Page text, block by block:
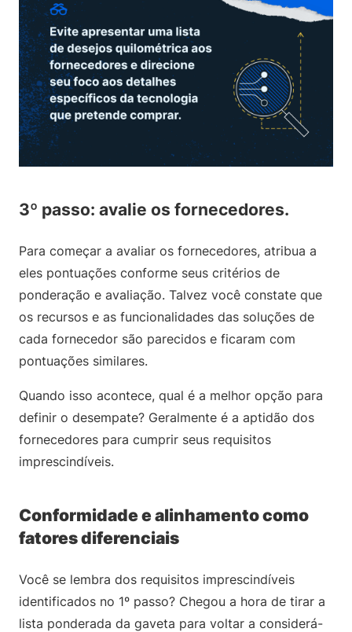
3º passo: avalie os fornecedores.
Para começar a avaliar os fornecedores, atribua a
eles pontuações conforme seus critérios de
ponderação e avaliação. Talvez você constate que
os recursos e as funcionalidades das soluções de
cada fornecedor são parecidos e ficaram com
pontuações similares.
Quando isso acontece, qual é a melhor opção para
definir o desempate? Geralmente é a aptidão dos
fornecedores para cumprir seus requisitos
imprescindíveis.
Conformidade e alinhamento como
fatores diferenciais
Você se lembra dos requisitos imprescindíveis
identificados no 1º passo? Chegou a hora de tirar a
lista ponderada da gaveta para voltar a considerá-